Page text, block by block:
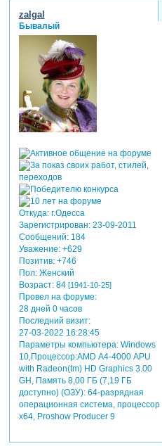
zalgal
Бывалый
Откуда:г.Одесса
Зарегистрирован: 23-09-2011
Сообщений:184
Уважение: +629
Позитив: +746
Пол:Женский
Возраст:84 [1941-10-25]
Провел на форуме:
28 дней 0 часов
Последний визит:
27-03-2022 16:28:45
Параметры компьютера:Windows
10,Процессор:AMD А4-4000 APU
with Radeon(tm) HD Graphics 3.00
GH, Память 8,00 ГБ (7,19 ГБ
доступно) (ОЗУ): 64-разрядная
операционная система, процессор
х64, Proshow Producer 9